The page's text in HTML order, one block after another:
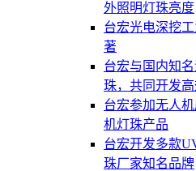
外照明灯珠亮度
台宏光电深挖
著
台宏与国内知
珠，共同开发
台宏参加无人
机灯珠产品
台宏开发多款
珠厂家知名品牌